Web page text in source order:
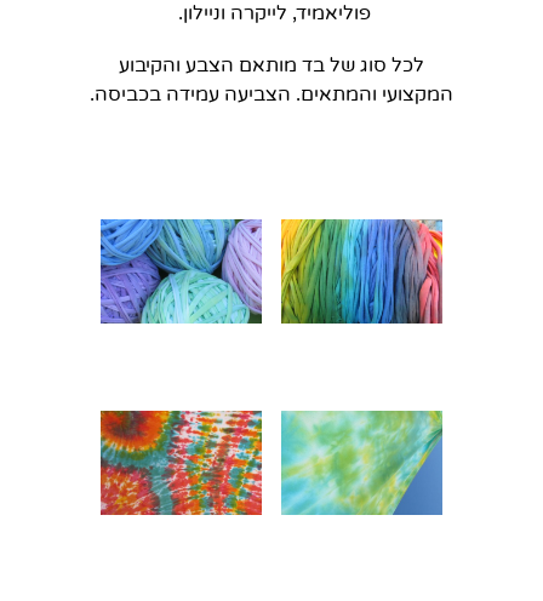
פוליאמיד, לייקרה וניילון.
לכל סוג של בד מותאם הצבע והקיבוע
המקצועי והמתאים. הצביעה עמידה בכביסה.